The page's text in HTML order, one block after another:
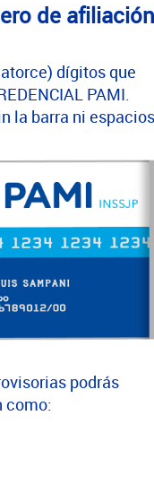
de
dígitos que
PAMI.
la barra ni
podrás
como: